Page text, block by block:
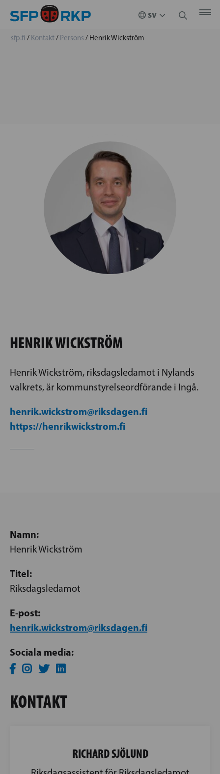
sfp.fi / Kontakt/ Persons / Henrik Wickström
HENRIK WICKSTRÖM
Henrik Wickström, riksdagsledamot i Nylands
valkrets, är kommunstyrelseordförande i Ingå.
henrik.wickstrom@riksdagen.fi
https://henrikwickstrom.fi
Namn:
Henrik Wickström
Titel:
Riksdagsledamot
E-post:
henrik.wickstrom@riksdagen.fi
Sociala media:
KONTAKT
RICHARD SJÖLUND